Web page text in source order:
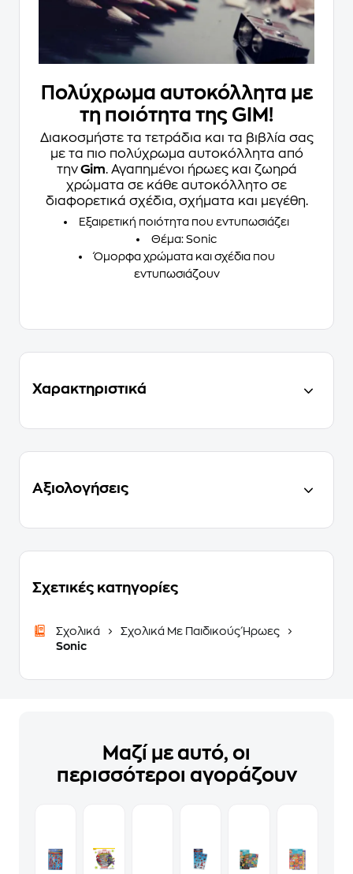
Πολύχρωμα αυτοκόλλητα με
τη ποιότητα της GIM!
Διακοσμήστε τα τετράδια και τα βιβλία σας
με τα πιο πολύχρωμα αυτοκόλλητα από
τηνGim. Αγαπημένοι ήρωες και ζωηρά
χρώματα σε κάθε αυτοκόλλητο σε
διαφορετικά σχέδια, σχήματα και μεγέθη.
Εξαιρετική ποιότητα που εντυπωσιάζει
Θέμα: Sonic
Όμορφα χρώματα και σχέδια που
εντυπωσιάζουν
Χαρακτηριστικά
Αξιολογήσεις
Σχετικές κατηγορίες
Σχολικά
Σχολικά Με Παιδικούς Ήρωες
Sonic
Μαζί με αυτό, οι
περισσότεροι αγοράζουν